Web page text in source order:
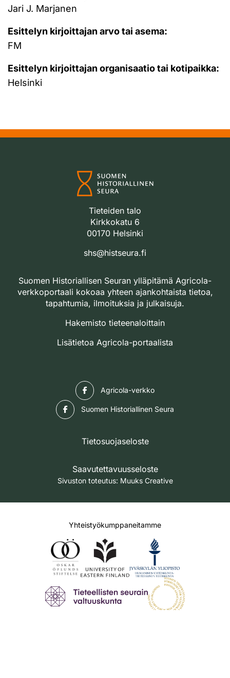
Jari J. Marjanen
Esittelyn kirjoittajan arvo tai asema:
FM
Esittelyn kirjoittajan organisaatio tai kotipaikka:
Helsinki
Tieteiden talo
Kirkkokatu 6
00170 Helsinki
shs@histseura.fi
Suomen Historiallisen Seuran ylläpitämä Agricola-
verkkoportaali kokoaa yhteen ajankohtaista tietoa,
tapahtumia, ilmoituksia ja julkaisuja.
Hakemisto tieteenaloittain
Lisätietoa Agricola-portaalista
Agricola-verkko
Suomen Historiallinen Seura
Tietosuojaseloste
Saavutettavuusseloste
Sivuston toteutus: Muuks Creative
Yhteistyökumppaneitamme